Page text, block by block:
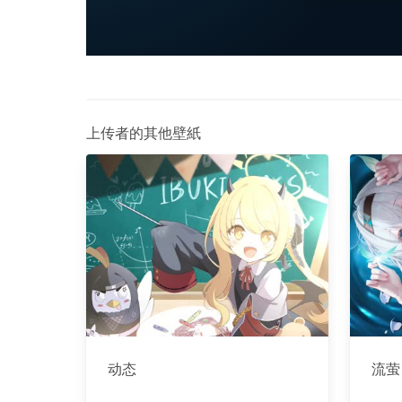
上传者的其他壁紙
动态 流萤